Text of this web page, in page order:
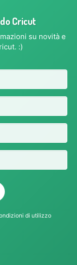
Cricut
su novità e
:)
di utilizzo